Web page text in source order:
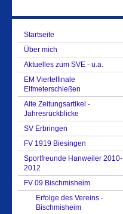
Startseite
Über mich
Aktuelles zum SVE - u.a.
EM Viertelfinale
Elfmeterschießen
Alte Zeitungsartikel -
Jahresrückblicke
SV Erbringen
FV 1919 Biesingen
Sportfreunde Hanweiler 2010-
2012
FV 09 Bischmisheim
Erfolge des Vereins -
Bischmisheim